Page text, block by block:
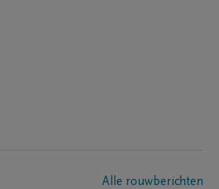
Alle rouwberichten